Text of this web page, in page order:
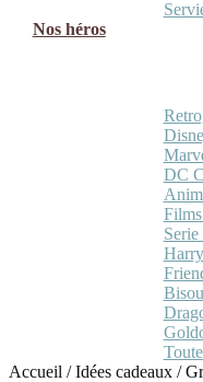
Nos héros
DC
Accueil /Idées cadeaux /